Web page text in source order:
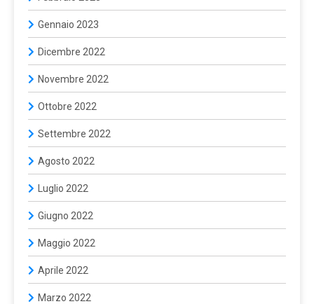
Gennaio 2023
Dicembre 2022
Novembre 2022
Ottobre 2022
Settembre 2022
Agosto 2022
Luglio 2022
Giugno 2022
Maggio 2022
Aprile 2022
Marzo 2022